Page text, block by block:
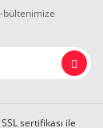
bültenimize
sertifikası ile